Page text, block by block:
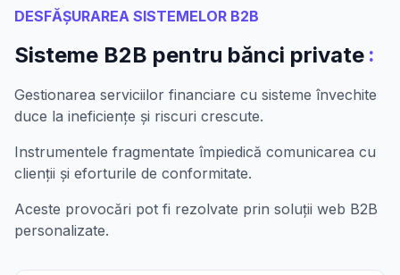
DESFĂȘURAREA SISTEMELOR B2B
Sisteme B2B pentru bănci private :
Gestionarea serviciilor financiare cu sisteme învechite
duce la ineficiențe și riscuri crescute.
Instrumentele fragmentate împiedică comunicarea cu
clienții și eforturile de conformitate.
Aceste provocări pot fi rezolvate prin soluții web B2B
personalizate.